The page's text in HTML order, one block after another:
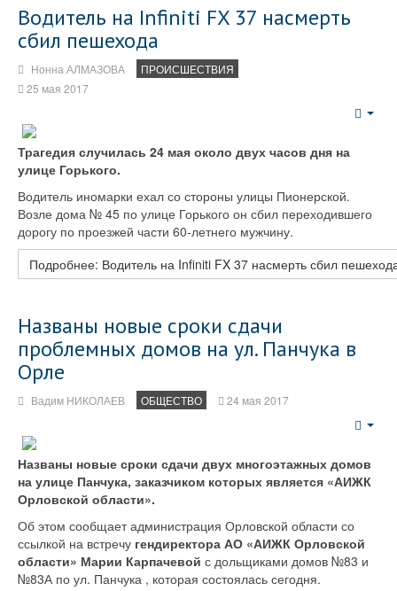
Водитель на Infiniti FX 37 насмерть
сбил пешехода
Нонна АЛМАЗОВА
ПРОИСШЕСТВИЯ
25 мая 2017
Трагедия случилась 24 мая около двух часов дня на
улице Горького.
Водитель иномарки ехал со стороны улицы Пионерской.
Возле дома № 45 по улице Горького он сбил переходившего
дорогу по проезжей части 60-летнего мужчину.
Подробнее: Водитель на Infiniti FX 37 насмерть сбил
Названы новые сроки сдачи
проблемных домов на ул. Панчука в
Орле
Вадим НИКОЛАЕВ ОБЩЕСТВО 24 мая 2017
Названы новые сроки сдачи двух многоэтажных домов
на улице Панчука, заказчиком которых является «АИЖК
Орловской области».
Об этом сообщает администрация Орловской области со
ссылкой на встречу гендиректора АО «АИЖК Орловской
области» Марии Карпачевой с дольщиками домов №83 и
№83А по ул. Панчука , которая состоялась сегодня.